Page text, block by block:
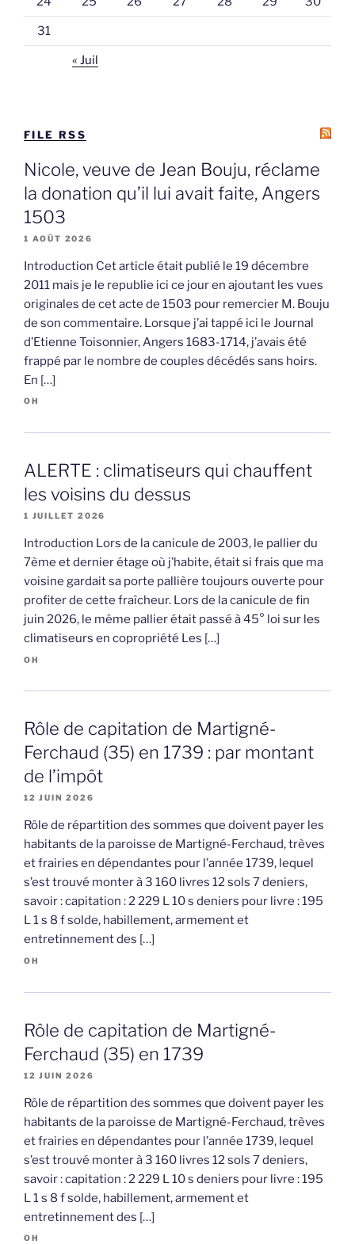
31
« Juil
FILE RSS
Nicole, veuve de Jean Bouju, réclame
la donation qu’il lui avait faite, Angers
1503
1 AOÛT 2026
Introduction Cet article était publié le 19 décembre
2011 mais je le republie ici ce jour en ajoutant les vues
originales de cet acte de 1503 pour remercier M. Bouju
de son commentaire. Lorsque j’ai tappé ici le Journal
d’Etienne Toisonnier, Angers 1683-1714, j’avais été
frappé par le nombre de couples décédés sans hoirs.
En […]
OH
ALERTE : climatiseurs qui chauffent
les voisins du dessus
1 JUILLET 2026
Introduction Lors de la canicule de 2003, le pallier du
7ème et dernier étage où j’habite, était si frais que ma
voisine gardait sa porte pallière toujours ouverte pour
profiter de cette fraîcheur. Lors de la canicule de fin
juin 2026, le même pallier était passé à 45° loi sur les
climatiseurs en copropriété Les […]
OH
Rôle de capitation de Martigné-
Ferchaud (35) en 1739 : par montant
de l’impôt
12 JUIN 2026
Rôle de répartition des sommes que doivent payer les
habitants de la paroisse de Martigné-Ferchaud, trèves
et frairies en dépendantes pour l’année 1739, lequel
s’est trouvé monter à 3 160 livres 12 sols 7 deniers,
savoir : capitation : 2 229 L 10 s deniers pour livre : 195
L 1 s 8 f solde, habillement, armement et
entretinnement des […]
OH
Rôle de capitation de Martigné-
Ferchaud (35) en 1739
12 JUIN 2026
Rôle de répartition des sommes que doivent payer les
habitants de la paroisse de Martigné-Ferchaud, trèves
et frairies en dépendantes pour l’année 1739, lequel
s’est trouvé monter à 3 160 livres 12 sols 7 deniers,
savoir : capitation : 2 229 L 10 s deniers pour livre : 195
L 1 s 8 f solde, habillement, armement et
entretinnement des […]
OH